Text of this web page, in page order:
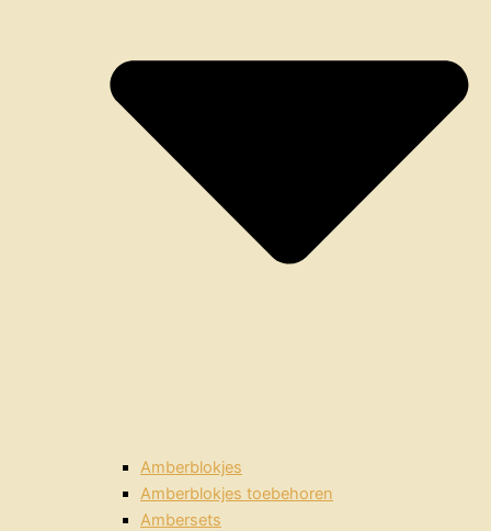
Amberblokjes
Amberblokjes toebehoren
Ambersets